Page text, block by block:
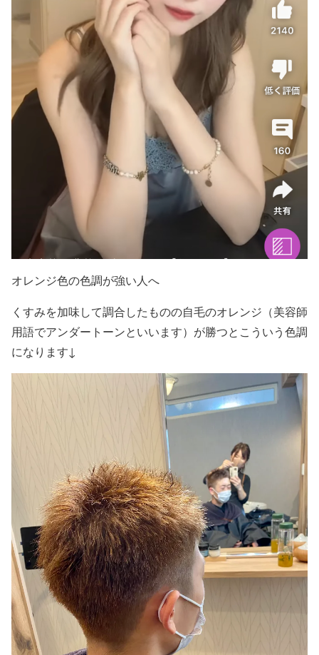
オレンジ色の色調が強い人へ
くすみを加味して調合したものの自毛のオレンジ（美容師
用語でアンダートーンといいます）が勝つとこういう色調
になります↓